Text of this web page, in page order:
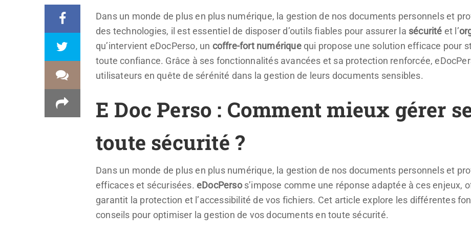
Dans un monde de plus en plus numérique, la gestion de nos documents personnels et
des technologies, il est essentiel de disposer d’outils fiables pour assurer la sécurité et l’
qu’intervient eDocPerso, un coffre-fort numériquequi propose une solution efficace pour
toute confiance. Grâce à ses fonctionnalités avancées et sa protection renforcée,
utilisateurs en quête de sérénité dans la gestion de leurs documents sensibles.
E Doc Perso : Comment mieux gérer
toute sécurité ?
Dans un monde de plus en plus numérique, la gestion de nos documents personnels et
efficaces et sécurisées. eDocPersos’impose comme une réponse adaptée à ces enjeux,
garantit la protection et l’accessibilité de vos fichiers. Cet article explore les différentes
conseils pour optimiser la gestion de vos documents en toute sécurité.